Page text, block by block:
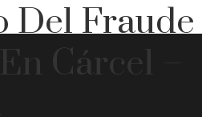
Del
Cárcel –